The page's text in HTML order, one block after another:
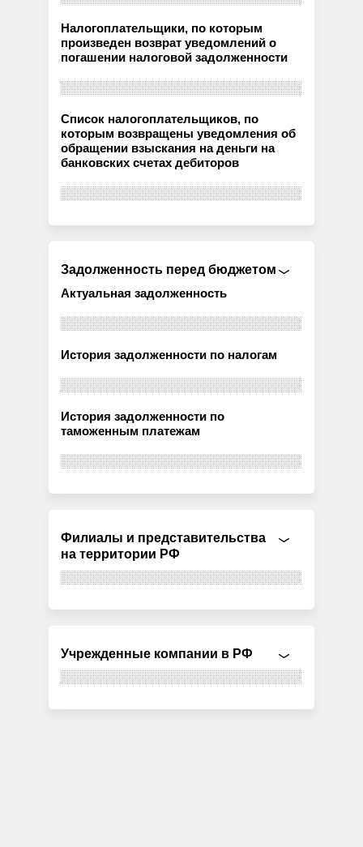
Налогоплательщики, по которым
произведен возврат уведомлений о
погашении налоговой задолженности
Список налогоплательщиков, по
которым возвращены уведомления об
обращении взыскания на деньги на
банковских счетах дебиторов
Задолженность перед бюджетом
Актуальная задолженность
История задолженности по налогам
История задолженности по
таможенным платежам
Филиалы и представительства
на территории РФ
Учрежденные компании в РФ